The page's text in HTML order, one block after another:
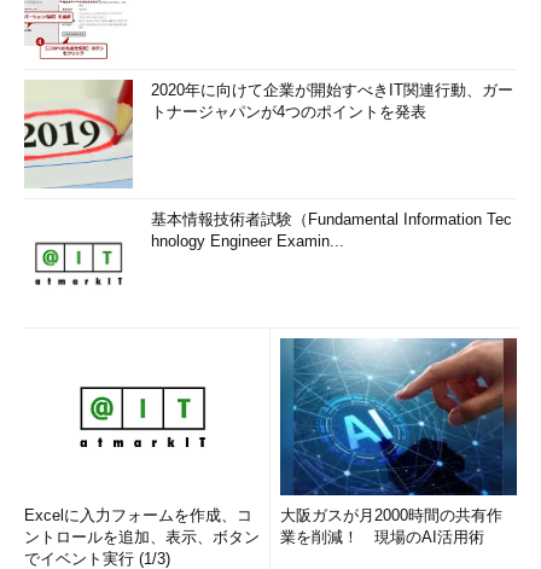
2020年に向けて企業が開始すべきIT関連行動、ガー
トナージャパンが4つのポイントを発表
基本情報技術者試験（Fundamental Information Tec
hnology Engineer Examin...
Excelに入力フォームを作成、コ
ントロールを追加、表示、ボタン
でイベント実行 (1/3)
大阪ガスが月2000時間の共有作
業を削減！ 現場のAI活用術